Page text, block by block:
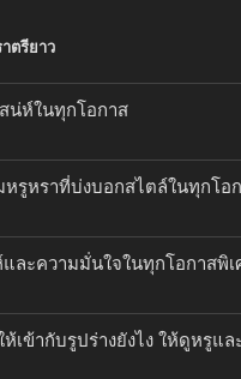
ตรียาว
น่ห์ในทุกโอกาส
หรูหราที่บ่งบอกสไตล์ในทุกโอ
ละความมั่นใจในทุกโอกาสพิ
เข้ากับรูปร่างยังไง ให้ดูหรูแล